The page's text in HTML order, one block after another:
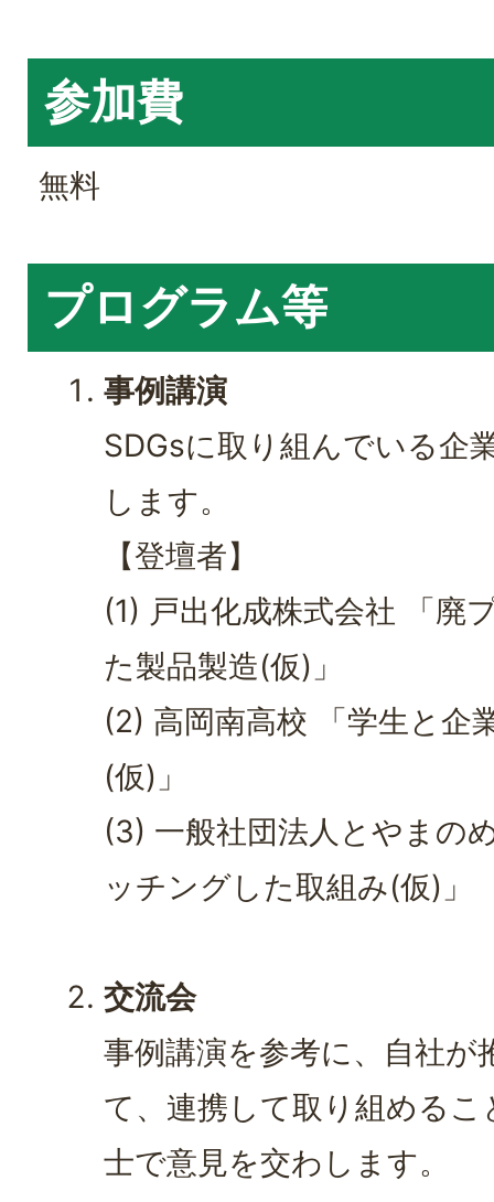
参加費
無料
プログラム等
事例講演
SDGsに取り組んでいる企
します。
【登壇者】
(1) 戸出化成株式会社 「廃
た製品製造(仮)」
(2) 高岡南高校 「学生と企
(仮)」
(3) 一般社団法人とやまの
ッチングした取組み(仮)」
交流会
事例講演を参考に、自社が
て、連携して取り組める
士で意見を交わします。